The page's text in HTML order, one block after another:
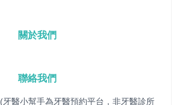
關於我們
聯絡我們
(牙醫小幫手為牙醫預約平台，非牙醫診所